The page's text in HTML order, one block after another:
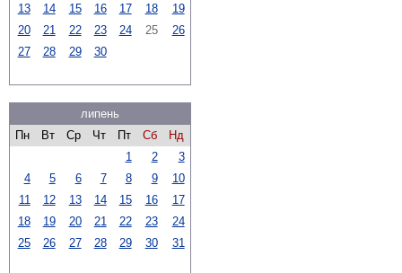
13
14 15 16 17 18
19
20
21 22 23 24 25
26
27
28 29 30
липень
Пн
Вт Ср Чт Пт Сб
Нд
1
2
3
4
5 6 7 8 9
10
11
12 13 14 15 16
17
18
19 20 21 22 23
24
25
26 27 28 29 30 31